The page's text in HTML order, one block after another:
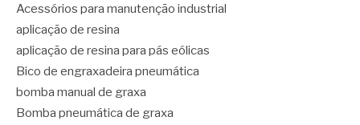
Acessórios para manutenção industrial
aplicação de resina
aplicação de resina para pás eólicas
Bico de engraxadeira pneumática
bomba manual de graxa
Bomba pneumática de graxa